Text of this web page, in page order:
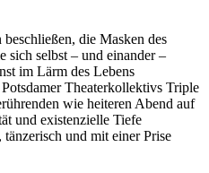
die Masken des
sich selbst – und einander –
im Lärm des Lebens
Theaterkollektivs Triple
wie heiteren Abend auf
und existenzielle Tiefe
und mit einer Prise